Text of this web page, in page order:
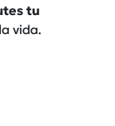
tu
vida.